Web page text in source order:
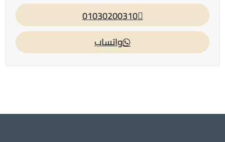
01030200310
واتساب